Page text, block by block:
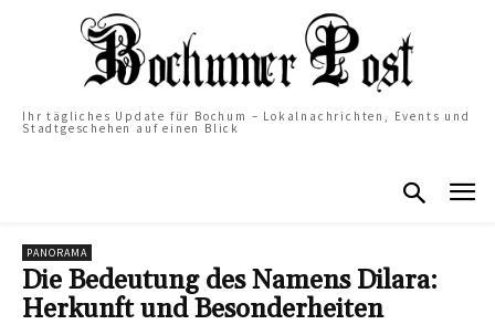
Ihr tägliches Update für Bochum – Lokalnachrichten, Events und
Stadtgeschehen auf einen Blick
PANORAMA
Die Bedeutung des Namens Dilara:
Herkunft und Besonderheiten